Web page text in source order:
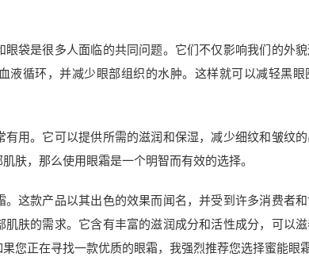
袋是很多人面临的共同问题。它们不仅影响我们的外
液循环，并减少眼部组织的水肿。这样就可以减轻黑
用。它可以提供所需的滋润和保湿，减少细纹和皱纹的
肤，那么使用眼霜是一个明智而有效的选择。
这款产品以其出色的效果而闻名，并受到许多消费者
肤的需求。它含有丰富的滋润成分和活性成分，可以
您正在寻找一款优质的眼霜，我强烈推荐您选择蜜能眼霜